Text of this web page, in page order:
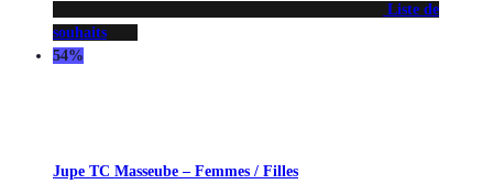
Liste de
souhaits
54%
Jupe TC Masseube – Femmes / Filles